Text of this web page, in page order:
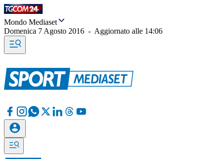
Mondo Mediaset
Domenica 7 Agosto 2016 - Aggiornato alle 14:06